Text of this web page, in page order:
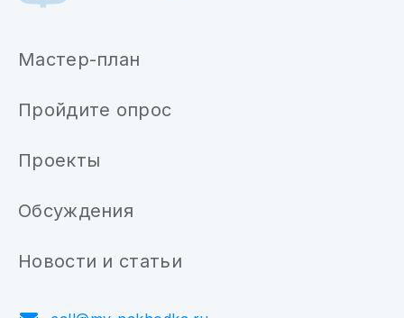
Мастер-план
Пройдите опрос
Проекты
Обсуждения
Новости и статьи